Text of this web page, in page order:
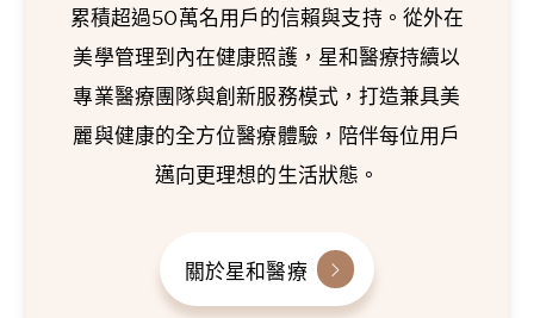
累積超過50萬名用戶的信賴與支持。從外在
美學管理到內在健康照護，星和醫療持續以
專業醫療團隊與創新服務模式，打造兼具美
麗與健康的全方位醫療體驗，陪伴每位用戶
邁向更理想的生活狀態。
關於星和醫療